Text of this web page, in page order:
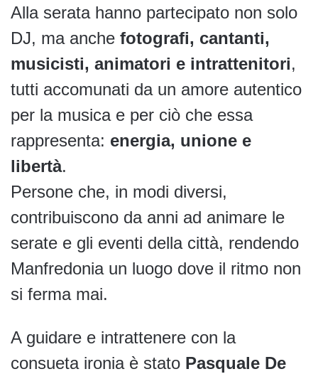
Alla serata hanno partecipato non solo
DJ, ma anche fotografi, cantanti,
musicisti, animatori e intrattenitori,
tutti accomunati da un amore autentico
per la musica e per ciò che essa
rappresenta: energia, unione e
libertà.
Persone che, in modi diversi,
contribuiscono da anni ad animare le
serate e gli eventi della città, rendendo
Manfredonia un luogo dove il ritmo non
si ferma mai.
A guidare e intrattenere con la
consueta ironia è stato Pasquale De